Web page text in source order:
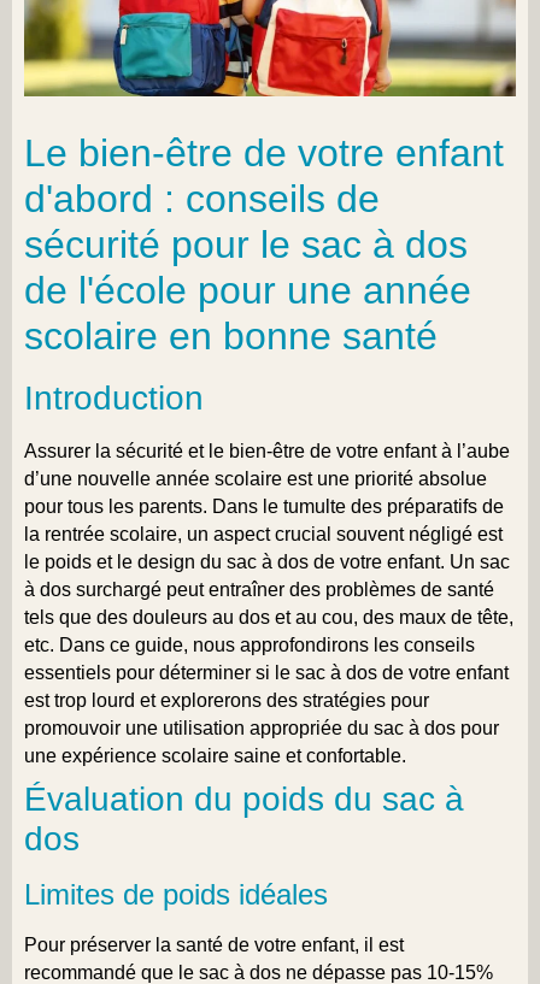
Le bien-être de votre enfant
d'abord : conseils de
sécurité pour le sac à dos
de l'école pour une année
scolaire en bonne santé
Introduction
Assurer la sécurité et le bien-être de votre enfant à l’aube
d’une nouvelle année scolaire est une priorité absolue
pour tous les parents. Dans le tumulte des préparatifs de
la rentrée scolaire, un aspect crucial souvent négligé est
le poids et le design du sac à dos de votre enfant. Un sac
à dos surchargé peut entraîner des problèmes de santé
tels que des douleurs au dos et au cou, des maux de tête,
etc. Dans ce guide, nous approfondirons les conseils
essentiels pour déterminer si le sac à dos de votre enfant
est trop lourd et explorerons des stratégies pour
promouvoir une utilisation appropriée du sac à dos pour
une expérience scolaire saine et confortable.
Évaluation du poids du sac à
dos
Limites de poids idéales
Pour préserver la santé de votre enfant, il est
recommandé que le sac à dos ne dépasse pas 10-15%